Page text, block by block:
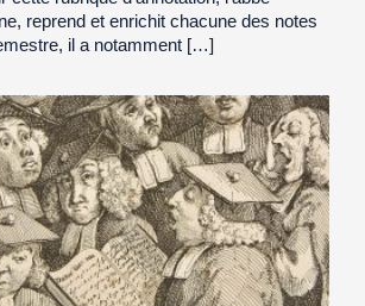
reprend et enrichit chacune des notes
il a notamment […]